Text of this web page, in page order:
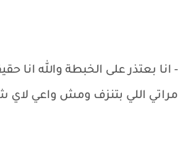
- انا بعتذر على الخبطة والله انا
مراتي اللي بتنزف ومش واعي لاي